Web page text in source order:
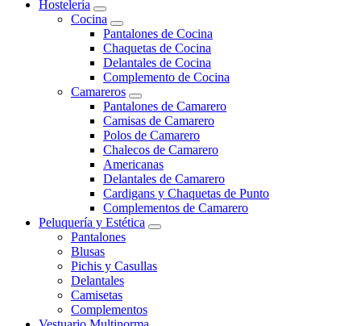
Hostelería
Cocina
Pantalones de Cocina
Chaquetas de Cocina
Delantales de Cocina
Complemento de Cocina
Camareros
Pantalones de Camarero
Camisas de Camarero
Polos de Camarero
Chalecos de Camarero
Americanas
Delantales de Camarero
Cardigans y Chaquetas de Punto
Complementos de Camarero
Peluquería y Estética
Pantalones
Blusas
Pichis y Casullas
Delantales
Camisetas
Complementos